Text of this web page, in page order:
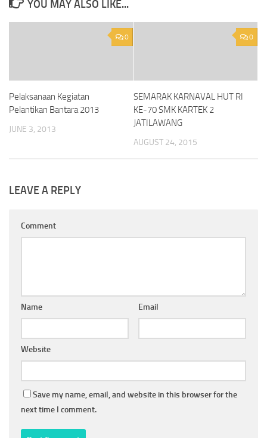
YOU MAY ALSO LIKE...
0
Pelaksanaan Kegiatan
Pelantikan Bantara 2013
JUNE 3, 2013
0
SEMARAK KARNAVAL HUT RI
KE-70 SMK KARTEK 2
JATILAWANG
AUGUST 24, 2015
LEAVE A REPLY
Comment
Name Email
Website
Save my name, email, and website in this browser for the
next time I comment.